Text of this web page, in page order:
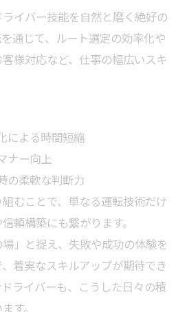
イバー技能を自然と磨く絶好の
通じて、ルート選定の効率化や
様対応など、仕事の幅広いスキ
による時間短縮
ナー向上
の柔軟な判断力
むことで、単なる運転技術だけ
頼構築にも繋がります。
」と捉え、失敗や成功の体験を
着実なスキルアップが期待でき
ライバーも、こうした日々の積
す。